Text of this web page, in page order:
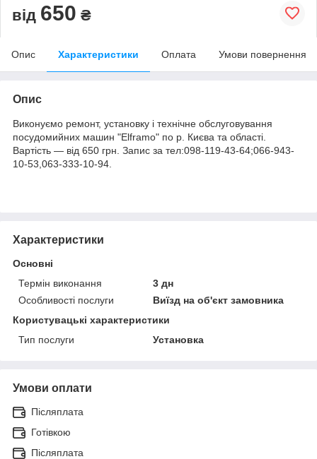
від 650 ₴
Опис Характеристики Оплата Умови повернення
Опис
Виконуємо ремонт, установку і технічне обслуговування
посудомийних машин "Elframo" по р. Києва та області.
Вартість ― від 650 грн. Запис за тел:098-119-43-64;066-943-
10-53,063-333-10-94.
Характеристики
Основні
Термін виконання
3 дн
Особливості послуги
Виїзд на об'єкт замовника
Користувацькі характеристики
Тип послуги
Установка
Умови оплати
Післяплата
Готівкою
Післяплата